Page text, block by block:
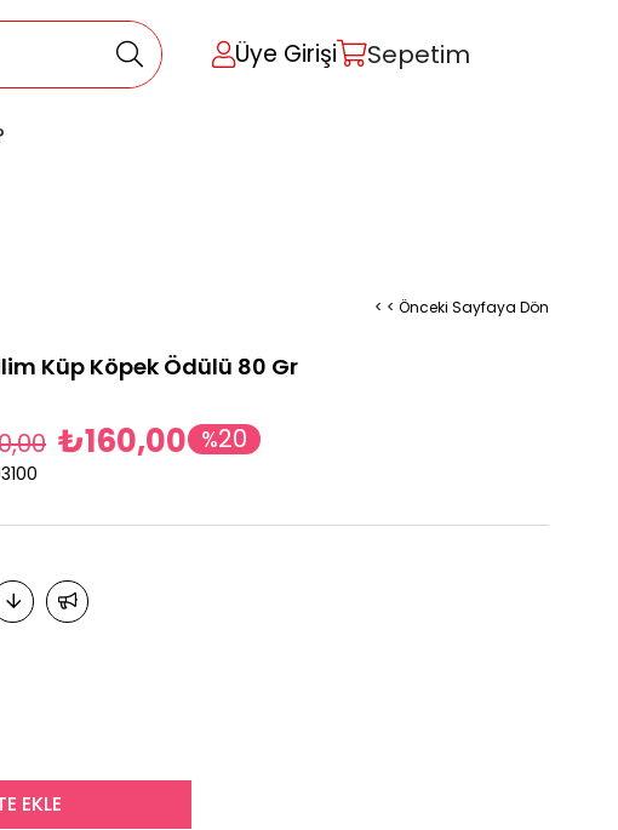
Üye Girişi Sepetim
< < Önceki Sayfaya Dön
Küp Köpek Ödülü 80 Gr
%20
₺160,00